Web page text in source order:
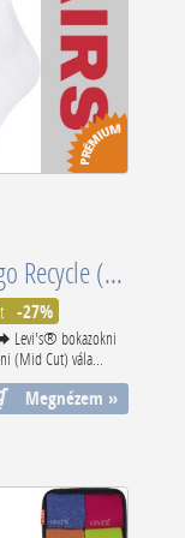
Regular Cut Batwing Logo Recycle (White/Grey) 902012001062
-27%
Levi's® bokazokni
(Mid Cut) vála...
Megnézem »